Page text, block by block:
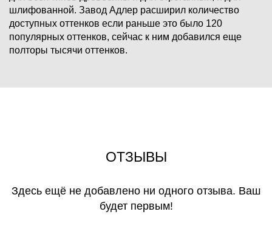
шлифованной. Завод Адлер расширил количество
доступных оттенков если раньше это было 120
популярных оттенков, сейчас к ним добавился еще
полторы тысячи оттенков.
ОТЗЫВЫ
Здесь ещё не добавлено ни одного отзыва. Ваш
будет первым!